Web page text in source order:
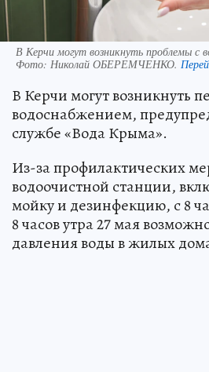
В Керчи могут возникнуть проблемы с
Фото: Николай ОБЕРЕМЧЕНКО.
В Керчи могут возникнуть
водоснабжением,
службе «Вода Крыма».
Из-за профилактических
водоочистной станции,
мойку и дезинфекцию, с 8
8 часов утра 27 мая
давления воды в жилых